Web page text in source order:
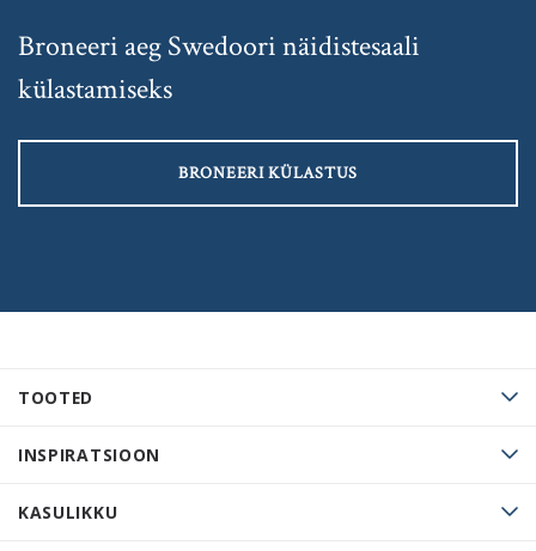
TOOTED
INSPIRATSIOON
KASULIKKU
Broneeri aeg Swedoori näidistesaali
külastamiseks
BRONEERI KÜLASTUS